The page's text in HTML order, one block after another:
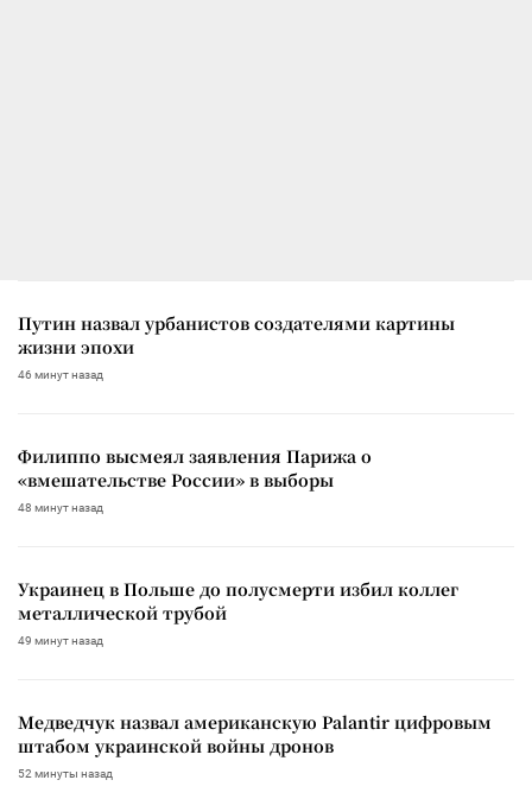
Путин назвал урбанистов создателями картины
жизни эпохи
46 минут назад
Филиппо высмеял заявления Парижа о
«вмешательстве России» в выборы
48 минут назад
Украинец в Польше до полусмерти избил коллег
металлической трубой
49 минут назад
Медведчук назвал американскую Palantir цифровым
штабом украинской войны дронов
52 минуты назад